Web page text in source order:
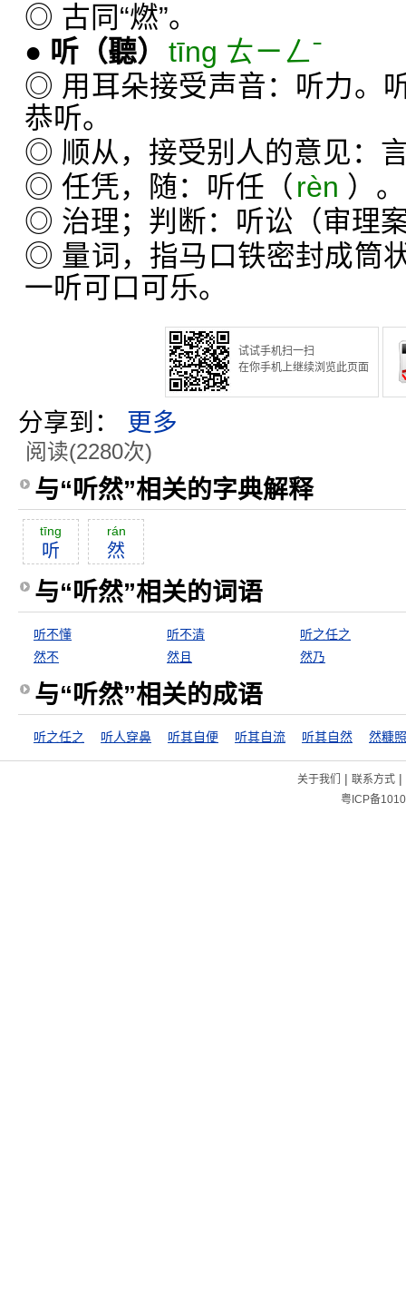
◎ 古同“燃”。
● 听 （聽） tīng ㄊㄧㄥˉ
◎ 用耳朵接受声音：听力。
恭听。
◎ 顺从，接受别人的意见：
◎ 任凭，随：听任（ rèn ）
◎ 治理；判断：听讼（审理
◎ 量词，指马口铁密封成筒
一听可口可乐。
试试手机扫一扫
在你手机上继续浏览此页面
分享到： 更多
阅读(2280次)
与“听然”相关的字典解释
tīng
听
rán
然
与“听然”相关的词语
听不懂 听不清
听之任之
然不
然且 然乃
与“听然”相关的成语
听之任之 听人穿鼻 听其自便 听其自流 听其自然 然糠
关于我们 | 联系方式|
粤ICP备